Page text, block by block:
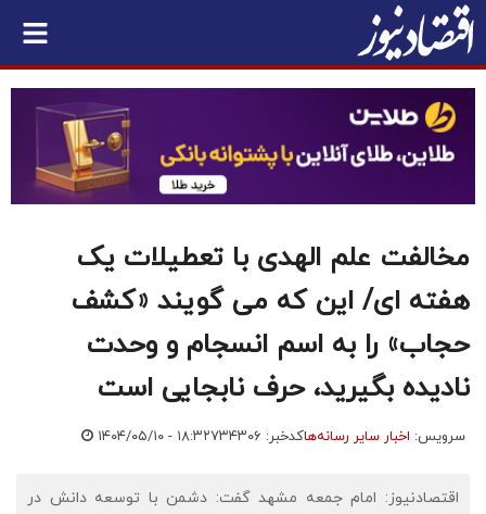
مخالفت علم الهدی با تعطیلات یک
هفته ای/ این که می گویند «کشف
حجاب» را به اسم انسجام و وحدت
نادیده بگیرید، حرف نابجایی است
سرویس: اخبار سایر رسانه‌هاکدخبر: ۷۳۴۳۰۶ ۱۴۰۴/۰۵/۱۰ - ۱۸:۳۲
اقتصادنیوز: امام جمعه مشهد گفت: دشمن با توسعه دانش در